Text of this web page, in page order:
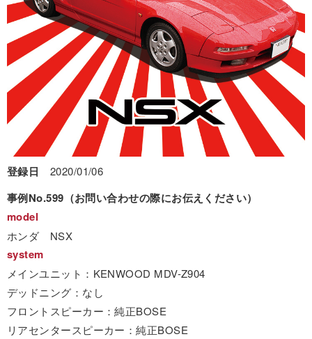
登録日 2020/01/06
事例No.599（お問い合わせの際にお伝えください）
model
ホンダ NSX
system
メインユニット：KENWOOD MDV-Z904
デッドニング：なし
フロントスピーカー：純正BOSE
リアセンタースピーカー：純正BOSE